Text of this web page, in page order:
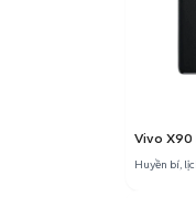
Vivo X90
Huyền bí,